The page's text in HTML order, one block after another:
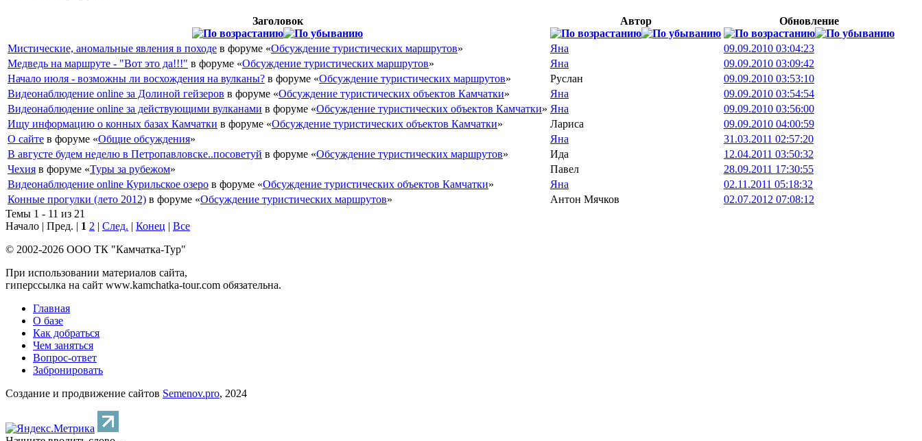
Заголовок Автор Обновление
Мистические, аномальные явления в походе в форуме «Обсуждение туристических маршрутов» Яна
09.09.2010 03:04:23
Медведь на маршруте - "Вот это да!!!" в форуме «Обсуждение туристических маршрутов» Яна
09.09.2010 03:09:42
Начало июля - возможны ли восхождения на вулканы? в форуме «Обсуждение туристических маршрутов» Руслан
09.09.2010 03:53:10
Видеонаблюдение online за Долиной гейзеров в форуме «Обсуждение туристических объектов Камчатки» Яна
09.09.2010 03:54:54
Видеонаблюдение online за действующими вулканами в форуме «Обсуждение туристических объектов Камчатки» Яна
09.09.2010 03:56:00
Ищу информацию о конных базах Камчатки в форуме «Обсуждение туристических объектов Камчатки» Лариса
09.09.2010 04:00:59
О сайте в форуме «Общие обсуждения» Яна
31.03.2011 02:57:20
В августе будем неделю в Петропавловске..посоветуй в форуме «Обсуждение туристических маршрутов» Ида
12.04.2011 03:50:32
Чехия в форуме «Туры за рубежом» Павел
28.09.2011 17:30:55
Видеонаблюдение online Курильское озеро в форуме «Обсуждение туристических объектов Камчатки» Яна
02.11.2011 05:18:32
Конные прогулки (лето 2012) в форуме «Обсуждение туристических маршрутов» Антон Мячков
02.07.2012 07:08:12
Темы 1 - 11 из 21
Начало | Пред. | 1 2 | След. | Конец | Все
© 2002-2026 ООО ТК "Камчатка-Тур"
При использовании материалов сайта,
гиперссылка на сайт www.kamchatka-tour.com обязательна.
Главная
О базе
Как добраться
Чем заняться
Вопрос-ответ
Забронировать
Создание и продвижение сайтов Semenov.pro, 2024